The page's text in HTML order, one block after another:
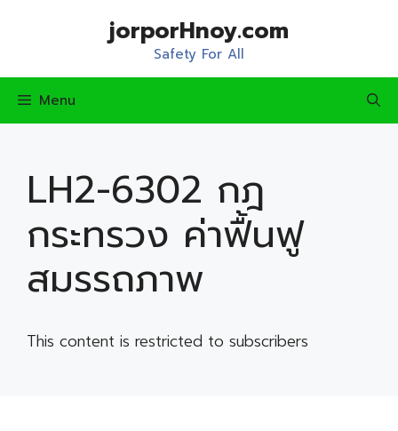
jorporHnoy.com
Safety For All
Menu
LH2-6302 กฎ
กระทรวง ค่าฟื้นฟู
สมรรถภาพ
This content is restricted to subscribers